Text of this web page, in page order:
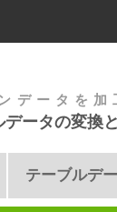
データを加
データの変換
テーブルデ